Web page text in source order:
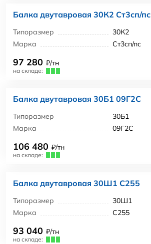
Балка двутавровая 30К2 Ст3сп/пс
Типоразмер
30К2
Марка
Ст3сп/пс
97 280 ₽/тн
на складе:
Балка двутавровая 30Б1 09Г2С
Типоразмер
30Б1
Марка
09Г2С
106 480 ₽/тн
на складе:
Балка двутавровая 30Ш1 С255
Типоразмер
30Ш1
Марка
С255
93 040 ₽/тн
на складе: